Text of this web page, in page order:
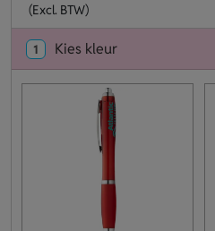
(Excl. BTW)
1 Kies kleur